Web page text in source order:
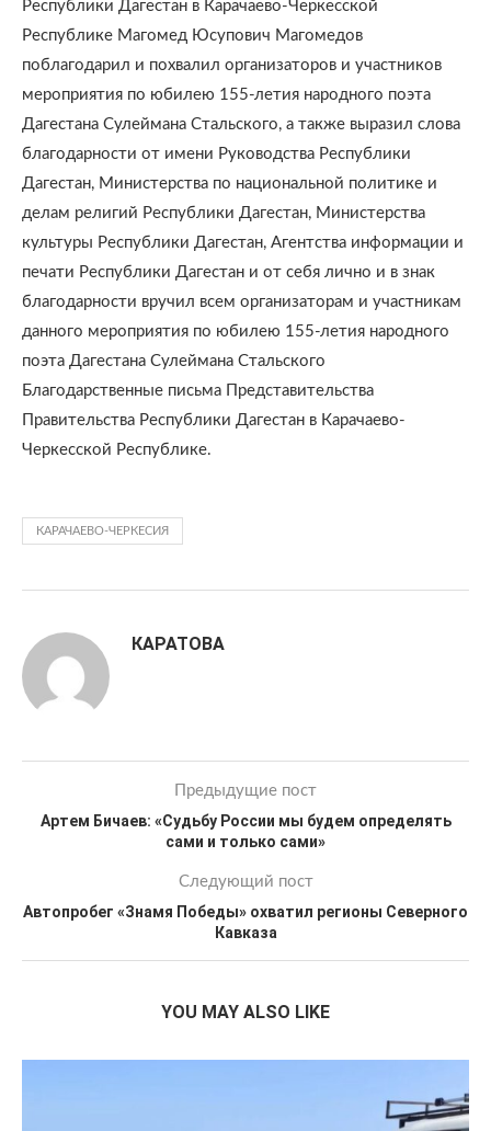
Республики Дагестан в Карачаево-Черкесской
Республике Магомед Юсупович Магомедов
поблагодарил и похвалил организаторов и участников
мероприятия по юбилею 155-летия народного поэта
Дагестана Сулеймана Стальского, а также выразил слова
благодарности от имени Руководства Республики
Дагестан, Министерства по национальной политике и
делам религий Республики Дагестан, Министерства
культуры Республики Дагестан, Агентства информации и
печати Республики Дагестан и от себя лично и в знак
благодарности вручил всем организаторам и участникам
данного мероприятия по юбилею 155-летия народного
поэта Дагестана Сулеймана Стальского
Благодарственные письма Представительства
Правительства Республики Дагестан в Карачаево-
Черкесской Республике.
КАРАЧАЕВО-ЧЕРКЕСИЯ
КАРАТОВА
Предыдущие пост
Артем Бичаев: «Судьбу России мы будем определять
сами и только сами»
Следующий пост
Автопробег «Знамя Победы» охватил регионы Северного
Кавказа
YOU MAY ALSO LIKE